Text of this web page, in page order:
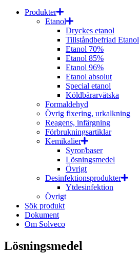
Produkter
Etanol
Dryckes etanol
Tillståndbefriad Etanol
Etanol 70%
Etanol 85%
Etanol 96%
Etanol absolut
Special etanol
Köldbärarvätska
Formaldehyd
Övrig fixering, urkalkning
Reagens, infärgning
Förbrukningsartiklar
Kemikalier
Syror/baser
Lösningsmedel
Övrigt
Desinfektionsprodukter
Ytdesinfektion
Övrigt
Sök produkt
Dokument
Om Solveco
Lösningsmedel